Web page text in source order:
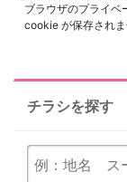
ブラウザのプライベ
cookie が保存されま
チラシを探す